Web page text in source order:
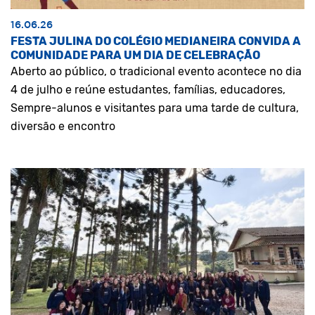
16.06.26
FESTA JULINA DO COLÉGIO MEDIANEIRA CONVIDA A
COMUNIDADE PARA UM DIA DE CELEBRAÇÃO
Aberto ao público, o tradicional evento acontece no dia
4 de julho e reúne estudantes, famílias, educadores,
Sempre-alunos e visitantes para uma tarde de cultura,
diversão e encontro